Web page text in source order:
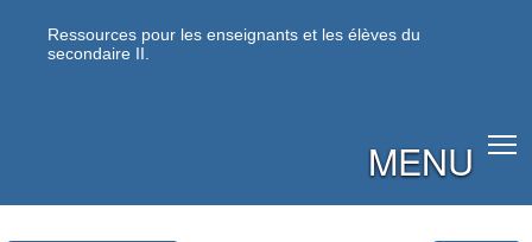
Ressources pour les enseignants et les élèves du
secondaire II.
MENU